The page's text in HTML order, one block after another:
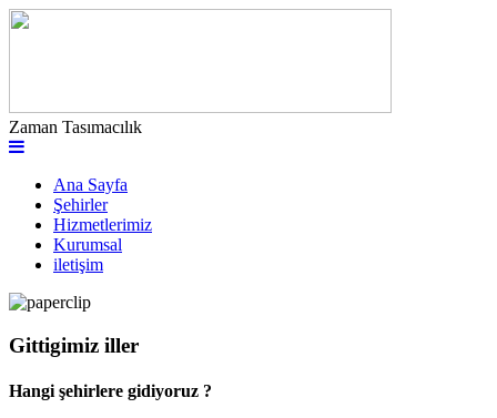
Zaman Tasımacılık
Ana Sayfa
Şehirler
Hizmetlerimiz
Kurumsal
iletişim
Gittigimiz iller
Hangi şehirlere gidiyoruz ?